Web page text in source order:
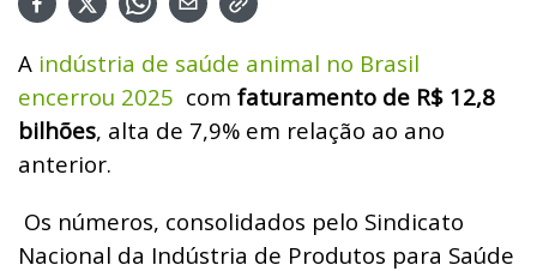
A indústria de saúde animal no Brasil
encerrou 2025 com faturamento de R$ 12,8
bilhões, alta de 7,9% em relação ao ano
anterior.
Os números, consolidados pelo Sindicato
Nacional da Indústria de Produtos para Saúde